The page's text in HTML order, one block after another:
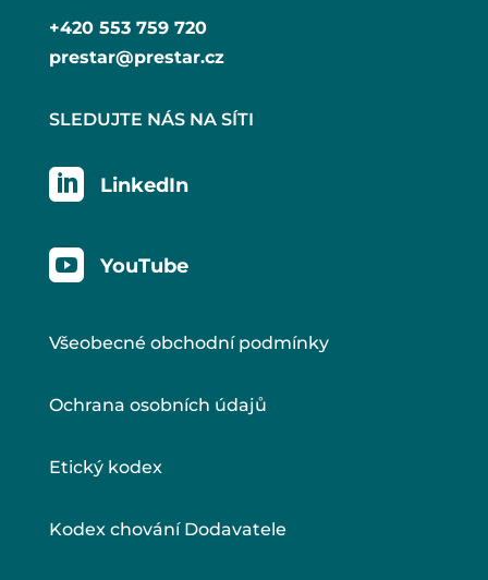
+420 553 759 720
prestar@prestar.cz
SLEDUJTE NÁS NA SÍTI
 LinkedIn
 YouTube
Všeobecné obchodní podmínky
Ochrana osobních údajů
Etický kodex
Kodex chování Dodavatele